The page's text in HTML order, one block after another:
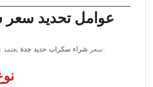
عوامل تحديد
سعر شراء سكراب حديد جدة يعتمد على عدة عوامل: